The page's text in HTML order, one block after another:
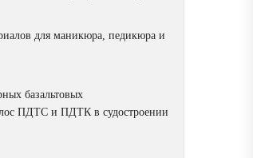
для маникюра, педикюра и
базальтовых
ПДТС и ПДТК в судостроении